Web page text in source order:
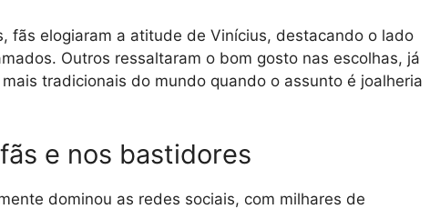
fãs elogiaram a atitude de Vinícius, destacando o lado
Outros ressaltaram o bom gosto nas escolhas, já
tradicionais do mundo quando o assunto é joalheria
e nos bastidores
dominou as redes sociais, com milhares de